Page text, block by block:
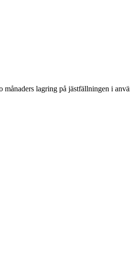
lagring på jästfällningen i